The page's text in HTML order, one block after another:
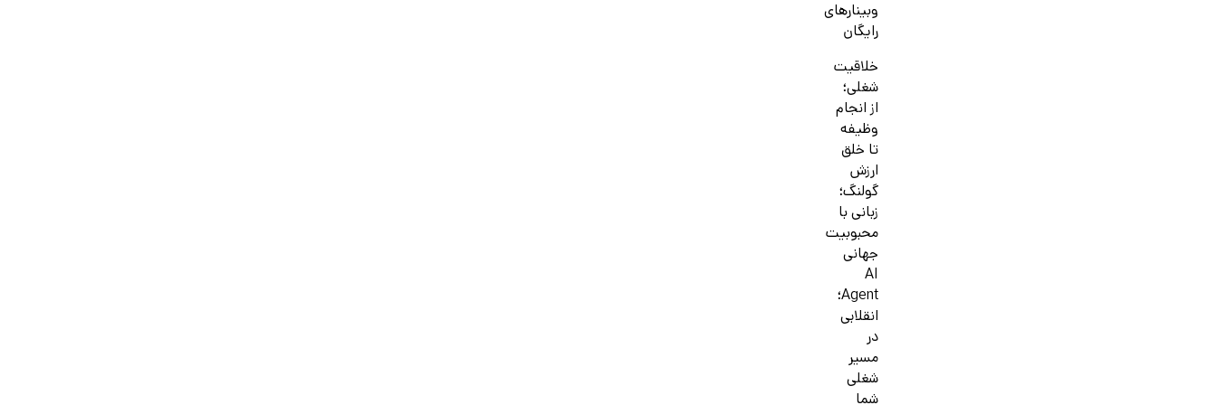
وبینارهای
رایگان
خلاقیت
شغلی؛
از انجام
وظیفه
تا خلق
ارزش
گولنگ؛
زبانی با
محبوبیت
جهانی
AI
Agent؛
انقلابی
در
مسیر
شغلی